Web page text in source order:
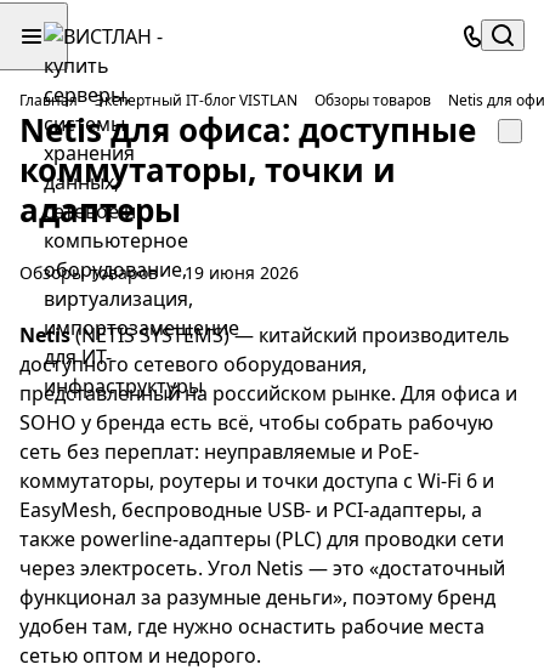
Главная Экспертный IT-блог VISTLAN Обзоры товаров Netis для
Netis для офиса: доступные
коммутаторы, точки и
адаптеры
Обзоры товаров 19 июня 2026
Netis(NETIS SYSTEMS) — китайский производитель
доступного сетевого оборудования,
представленный на российском рынке. Для офиса и
SOHO у бренда есть всё, чтобы собрать рабочую
сеть без переплат: неуправляемые и PoE-
коммутаторы, роутеры и точки доступа с Wi-Fi 6 и
EasyMesh, беспроводные USB- и PCI-адаптеры, а
также powerline-адаптеры (PLC) для проводки сети
через электросеть. Угол Netis — это «достаточный
функционал за разумные деньги», поэтому бренд
удобен там, где нужно оснастить рабочие места
сетью оптом и недорого.